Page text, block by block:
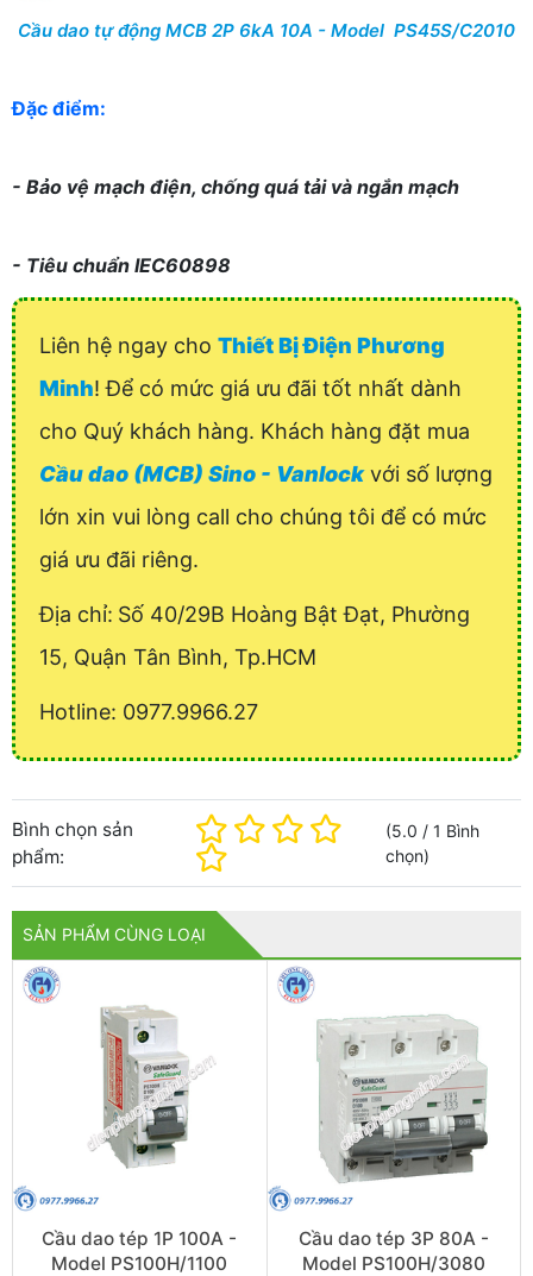
Cầu dao tự động MCB 2P 6kA 10A - Model PS45S/C2010
Đặc điểm:
- Bảo vệ mạch điện, chống quá tải và ngắn mạch
- Tiêu chuẩn IEC60898
Liên hệ ngay cho Thiết Bị Điện Phương
Minh! Để có mức giá ưu đãi tốt nhất dành
cho Quý khách hàng. Khách hàng đặt mua
Cầu dao (MCB) Sino - Vanlockvới số lượng
lớn xin vui lòng call cho chúng tôi để có mức
giá ưu đãi riêng.
Địa chỉ: Số 40/29B Hoàng Bật Đạt, Phường
15, Quận Tân Bình, Tp.HCM
Hotline: 0977.9966.27
Bình chọn sản
phẩm:
(5.0 /1 Bình
chọn)
SẢN PHẨM CÙNG LOẠI
Cầu dao tép 1P 100A -
Model PS100H/1100
Cầu dao tép 3P 80A -
Model PS100H/3080